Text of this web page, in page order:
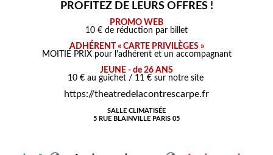
PROFITEZ DE LEURS OFFRES !
PROMO WEB
10 € de réduction par billet
ADHÉRENT « CARTE PRIVILÈGES »
MOITIÉ PRIX pour l'adhérent et un accompagnant
JEUNE - de 26 ANS
10 € au guichet / 11 € sur notre site
https://theatredelacontrescarpe.fr
SALLE CLIMATISÉE
5 RUE BLAINVILLE PARIS 05